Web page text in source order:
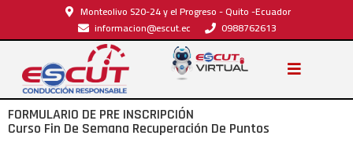
Monteolivo S20-24 y el Progreso - Quito -Ecuador
informacion@escut.ec
0988762613
FORMULARIO DE PRE INSCRIPCIÓN
Curso Fin De Semana Recuperación De Puntos